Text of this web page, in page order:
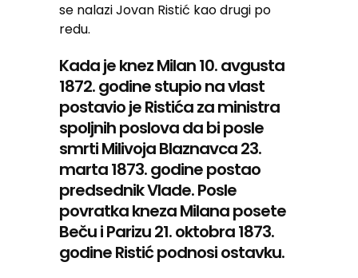
se nalazi Jovan Ristić kao drugi po
redu.
Kada je knez Milan 10. avgusta
1872. godine stupio na vlast
postavio je Ristića za ministra
spoljnih poslova da bi posle
smrti Milivoja Blaznavca 23.
marta 1873. godine postao
predsednik Vlade. Posle
povratka kneza Milana posete
Beču i Parizu 21. oktobra 1873.
godine Ristić podnosi ostavku.